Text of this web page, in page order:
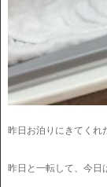
昨日お泊りにきてくれ
昨日と一転して、今